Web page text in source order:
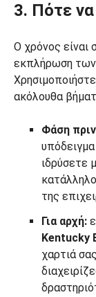
3. Πότε
Ο χρόνος είναι
εκπλήρωση των
ακόλουθα
Φάση
ιδρύσετε
της
Για αρχή:
Kentucky
χαρτιά